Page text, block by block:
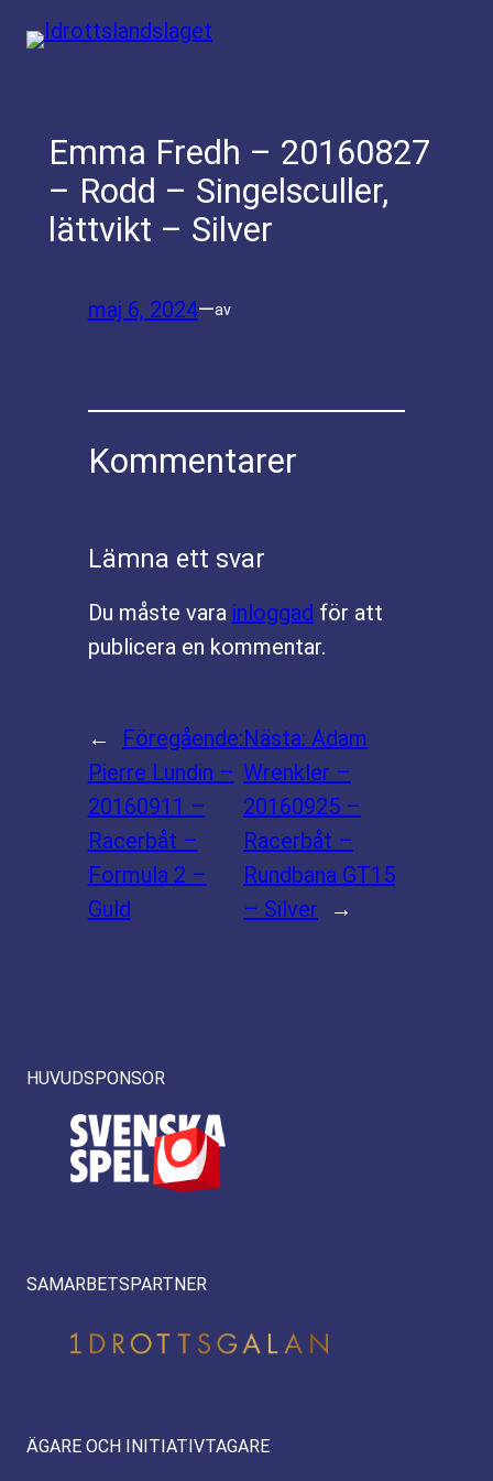
Hoppa
Emma Fredh – 20160827
– Rodd – Singelsculler,
lättvikt – Silver
maj 6, 2024—av
Kommentarer
Lämna ett svar
Du måste vara inloggad för att
publicera en kommentar.
←
Föregående:
Pierre Lundin –
20160911 –
Racerbåt –
Formula 2 –
Guld
Nästa: Adam
Wrenkler –
20160925 –
Racerbåt –
Rundbana GT15
– Silver
→
HUVUDSPONSOR
SAMARBETSPARTNER
ÄGARE OCH INITIATIVTAGARE